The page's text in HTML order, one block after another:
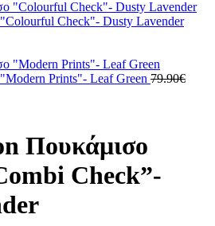
Check"- Dusty Lavender
Prints"- Leaf Green 79.90€
Πουκάμισο
Check”-